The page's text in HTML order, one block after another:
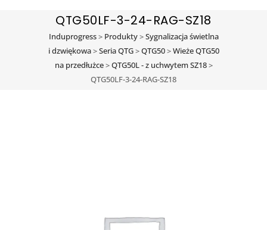
QTG50LF-3-24-RAG-SZ18
Induprogress> Produkty>Sygnalizacja świetlna
i dzwiękowa>Seria QTG>QTG50>Wieże QTG50
na przedłużce>QTG50L - z uchwytem SZ18>
QTG50LF-3-24-RAG-SZ18